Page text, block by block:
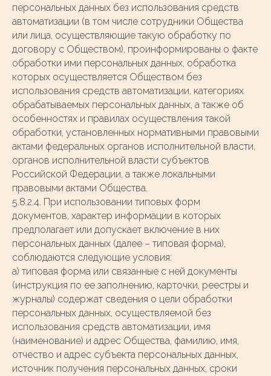
персональных данных без использования средств
автоматизации (в том числе сотрудники Общества
или лица, осуществляющие такую обработку по
договору с Обществом), проинформированы о факте
обработки ими персональных данных, обработка
которых осуществляется Обществом без
использования средств автоматизации, категориях
обрабатываемых персональных данных, а также об
особенностях и правилах осуществления такой
обработки, установленных нормативными правовыми
актами федеральных органов исполнительной власти,
органов исполнительной власти субъектов
Российской Федерации, а также локальными
правовыми актами Общества.
5.8.2.4. При использовании типовых форм
документов, характер информации в которых
предполагает или допускает включение в них
персональных данных (далее – типовая форма),
соблюдаются следующие условия:
а) типовая форма или связанные с ней документы
(инструкция по ее заполнению, карточки, реестры и
журналы) содержат сведения о цели обработки
персональных данных, осуществляемой без
использования средств автоматизации, имя
(наименование) и адрес Общества, фамилию, имя,
отчество и адрес субъекта персональных данных,
источник получения персональных данных, сроки